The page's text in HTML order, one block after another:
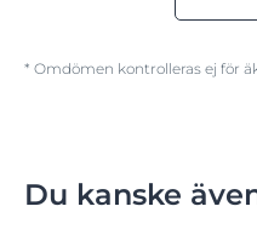
* Omdömen kontrolleras ej för
Du kanske